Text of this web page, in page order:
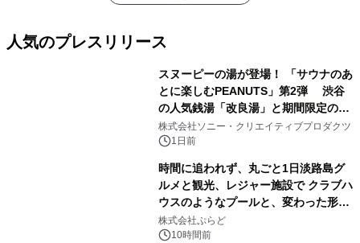
人気のプレスリリース
スヌーピーの湯が登場！ 「サウナのあ
とに楽しむPEANUTS」第2弾 渋谷
の人気銭湯「改良湯」と期間限定のコ
ラボレーション サウナイキタイコラ
ボグッズも発売決定！
株式会社ソニー・クリエイティブプロダクツ
1日前
時間に追われず、丸ごと1日淡路島グ
ルメと観光、レジャー施設で クラブハ
ウスのようなプールと、変わった形の
サウナも 「THE BOXY AWAJI」のお
得な素泊まり連泊プランで
株式会社ぷらど
10時間前